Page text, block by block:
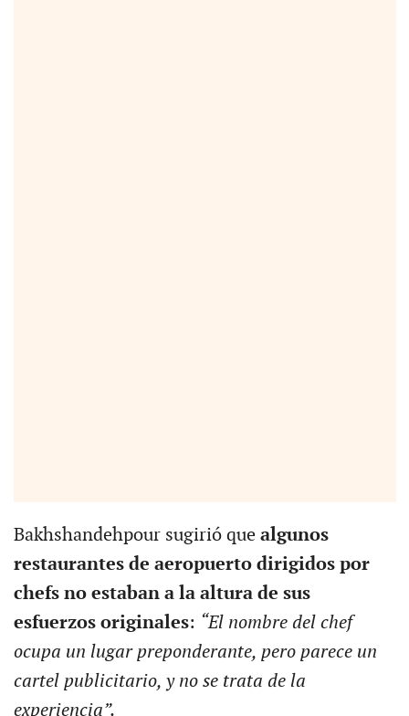
Bakhshandehpour sugirió que algunos
restaurantes de aeropuerto dirigidos por
chefs no estaban a la altura de sus
esfuerzos originales: “El nombre del chef
ocupa un lugar preponderante, pero parece un
cartel publicitario, y no se trata de la
experiencia”.